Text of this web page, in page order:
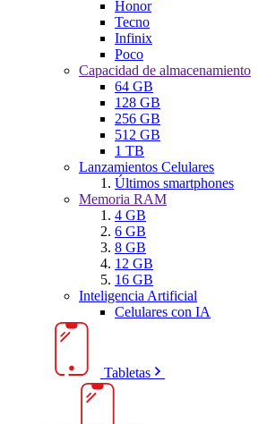
Honor
Tecno
Infinix
Poco
Capacidad de almacenamiento
64 GB
128 GB
256 GB
512 GB
1 TB
Lanzamientos Celulares
Últimos smartphones
Memoria RAM
4 GB
6 GB
8 GB
12 GB
16 GB
Inteligencia Artificial
Celulares con IA
Tabletas